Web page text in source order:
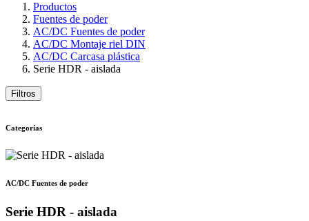
Productos
Fuentes de poder
AC/DC Fuentes de poder
AC/DC Montaje riel DIN
AC/DC Carcasa plástica
Serie HDR - aislada
Filtros
Categorías
AC/DC Fuentes de poder
Serie HDR - aislada